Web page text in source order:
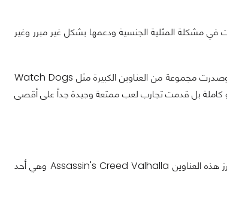
مشكلة المثلية الجنسية ودعمها بشكل غير مبرر وغير
استمر العام بهذا الشكل السيئ حتى بداية شهر أكتوبر حيث بدأت الأمور في التحسن بشكل كبير جداً وصدرت مجموعة من العناوين الكبيرة مثل Watch Dogs
كاملة بل قدمت تجارب لعب ممتعة وجيدة جداً على أقصى
من المفترض أن يصدر خلال شهر نوفمبر مجموعة من العناوين الهامة جداً خلال العام الجاري لعل أبرز هذه العناوين Assassin's Creed Valhalla وهي أحد